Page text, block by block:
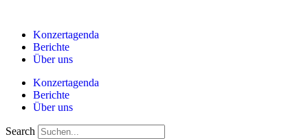
springenKonzertagenda
Berichte
Über uns
Konzertagenda
Berichte
Über uns
Search